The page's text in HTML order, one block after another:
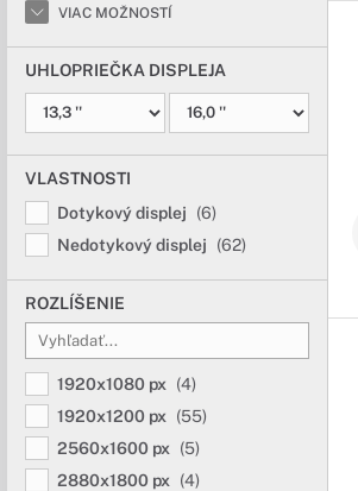
VIAC MOŽNOSTÍ
UHLOPRIEČKA DISPLEJA
VLASTNOSTI
Dotykový displej
(6)
Nedotykový displej
(62)
ROZLÍŠENIE
1920x1080 px
(4)
1920x1200 px
(55)
2560x1600 px
(5)
2880x1800 px
(4)